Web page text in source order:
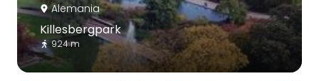
Alemania
Killesbergpark
924 m